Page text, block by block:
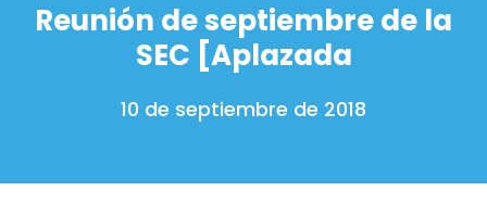
Reunión de septiembre de la
SEC [Aplazada
10 de septiembre de 2018